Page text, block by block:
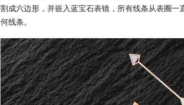
割成六边形，并嵌入蓝宝石表镜，所有线条从表圈
何线条。